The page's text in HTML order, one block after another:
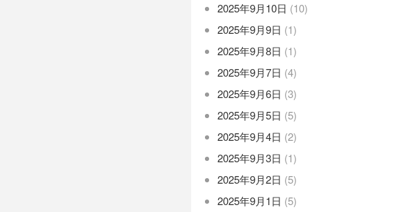
2025年9月10日 (10)
2025年9月9日 (1)
2025年9月8日 (1)
2025年9月7日 (4)
2025年9月6日 (3)
2025年9月5日 (5)
2025年9月4日 (2)
2025年9月3日 (1)
2025年9月2日 (5)
2025年9月1日 (5)